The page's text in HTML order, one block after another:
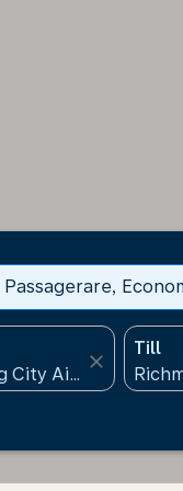
Passagerare,
close
Till